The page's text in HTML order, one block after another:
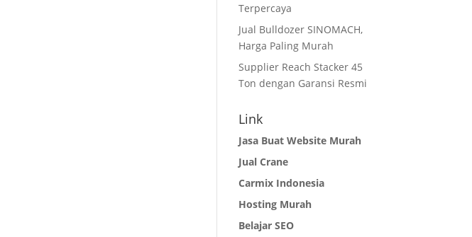
Terpercaya
Jual Bulldozer SINOMACH,
Harga Paling Murah
Supplier Reach Stacker 45
Ton dengan Garansi Resmi
Link
Jasa Buat Website Murah
Jual Crane
Carmix Indonesia
Hosting Murah
Belajar SEO